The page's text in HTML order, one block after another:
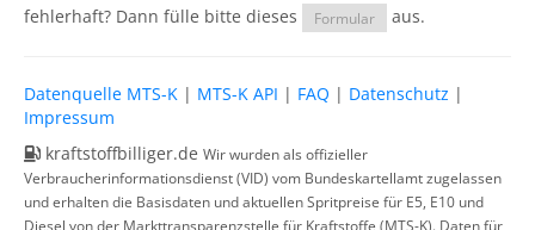
fehlerhaft? Dann fülle bitte dieses
Formular aus.
Datenquelle MTS-K | MTS-K API | FAQ | Datenschutz |
Impressum
kraftstoffbilliger.de Wir wurden als offizieller
Verbraucherinformationsdienst (VID) vom Bundeskartellamt zugelassen
und erhalten die Basisdaten und aktuellen Spritpreise für E5, E10 und
Diesel von der Markttransparenzstelle für Kraftstoffe (MTS-K). Daten für